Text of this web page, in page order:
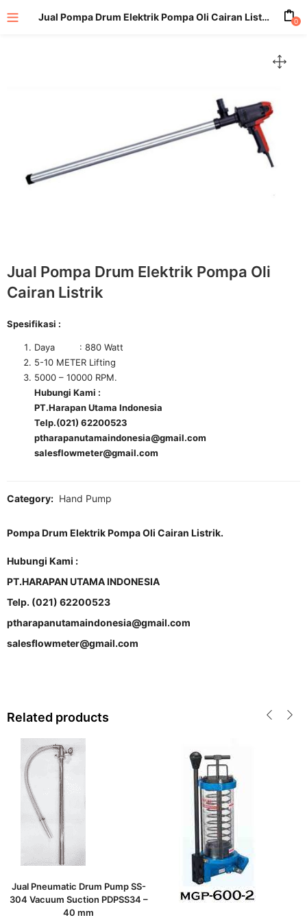
Jual Pompa Drum Elektrik Pompa Oli Cairan Listrik 0
Jual Pompa Drum Elektrik Pompa Oli
Cairan Listrik
Spesifikasi :
Daya : 880 Watt
5-10 METER Lifting
5000 – 10000 RPM.
Hubungi Kami :
PT.Harapan Utama Indonesia
Telp.(021) 62200523
ptharapanutamaindonesia@gmail.com
salesflowmeter@gmail.com
Category: Hand Pump
Pompa Drum Elektrik Pompa Oli Cairan Listrik.
Hubungi Kami :
PT.HARAPAN UTAMA INDONESIA
Telp. (021) 62200523
ptharapanutamaindonesia@gmail.com
salesflowmeter@gmail.com
Related products
Jual Pneumatic Drum Pump SS-
304 Vacuum Suction PDPSS34 –
40 mm